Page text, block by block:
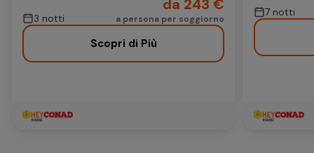
3 notti
da 243 €
a persona per soggiorno
Scopri di Più
7 notti